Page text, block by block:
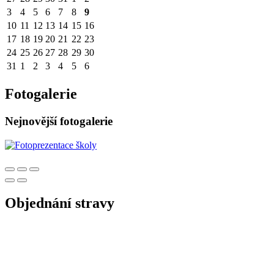
3
4 5 6 7 8
9
10 11 12 13 14 15 16
17 18 19 20 21 22 23
24 25 26 27 28 29 30
31 1 2 3 4 5 6
Fotogalerie
Nejnovější fotogalerie
Objednání stravy